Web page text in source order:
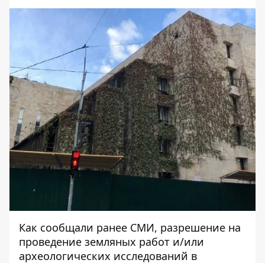
Как сообщали ранее СМИ, разрешение на
проведение земляных работ и/или
археологических исследований в